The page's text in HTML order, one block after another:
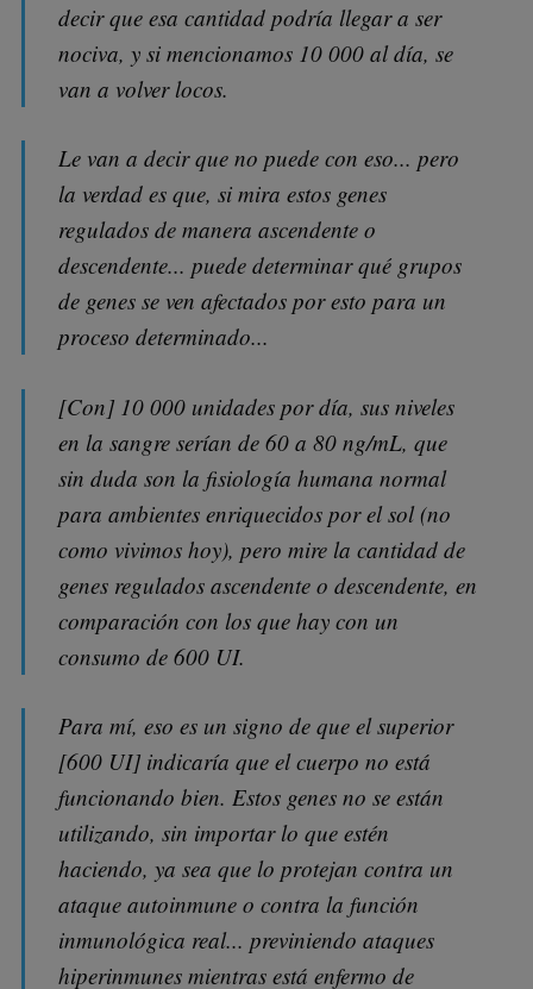
decir que esa cantidad podría llegar a ser
nociva, y si mencionamos 10 000 al día, se
van a volver locos.
Le van a decir que no puede con eso... pero
la verdad es que, si mira estos genes
regulados de manera ascendente o
descendente... puede determinar qué grupos
de genes se ven afectados por esto para un
proceso determinado...
[Con] 10 000 unidades por día, sus niveles
en la sangre serían de 60 a 80 ng/mL, que
sin duda son la fisiología humana normal
para ambientes enriquecidos por el sol (no
como vivimos hoy), pero mire la cantidad de
genes regulados ascendente o descendente, en
comparación con los que hay con un
consumo de 600 UI.
Para mí, eso es un signo de que el superior
[600 UI] indicaría que el cuerpo no está
funcionando bien. Estos genes no se están
utilizando, sin importar lo que estén
haciendo, ya sea que lo protejan contra un
ataque autoinmune o contra la función
inmunológica real... previniendo ataques
hiperinmunes mientras está enfermo de